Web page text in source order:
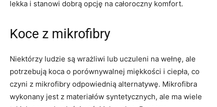
lekka i stanowi dobrą opcję na całoroczny komfort.
Koce z mikrofibry
Niektórzy ludzie są wrażliwi lub uczuleni na wełnę, ale
potrzebują koca o porównywalnej miękkości i ciepła, co
czyni z mikrofibry odpowiednią alternatywę. Mikrofibra
wykonany jest z materiałów syntetycznych, ale ma wiele